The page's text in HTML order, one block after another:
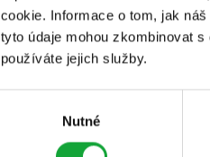
cookie. Informace o tom, jak
tyto údaje mohou zkombinovat
používáte jejich služby.
Nutné